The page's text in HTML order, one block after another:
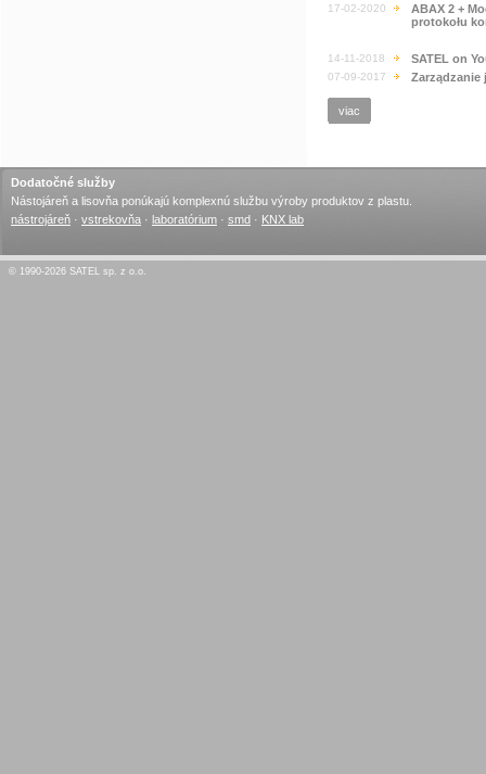
17-02-2020
ABAX 2 +
protokołu
14-11-2018 SATEL on
07-09-2017 Zarządzanie
viac
Dodatočné služby
Nástojáreň a lisovňa ponúkajú komplexnú službu výroby produktov z plastu.
nástrojáreň · vstrekovňa · laboratórium · smd · KNX lab
© 1990-2026 SATEL sp. z o.o.